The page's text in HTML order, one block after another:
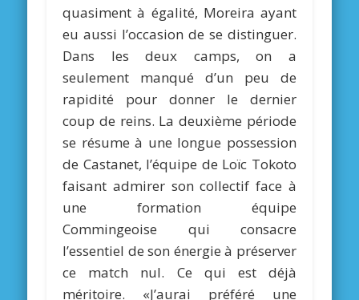
quasiment à égalité, Moreira ayant
eu aussi l’occasion de se distinguer.
Dans les deux camps, on a
seulement manqué d’un peu de
rapidité pour donner le dernier
coup de reins. La deuxième période
se résume à une longue possession
de Castanet, l’équipe de Loïc Tokoto
faisant admirer son collectif face à
une formation équipe
Commingeoise qui consacre
l’essentiel de son énergie à préserver
ce match nul. Ce qui est déjà
méritoire. «J’aurai préféré une